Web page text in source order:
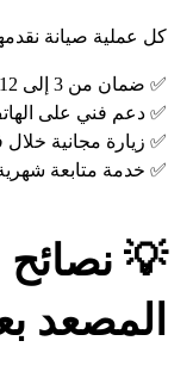
كل عملية صيانة
✅ ضمان من 3 إلى 12 شهر (حسب نوع الخدمة)
✅ دعم فني على
✅ زيارة مجانية
✅ خدمة متابعة
💡
المصعد